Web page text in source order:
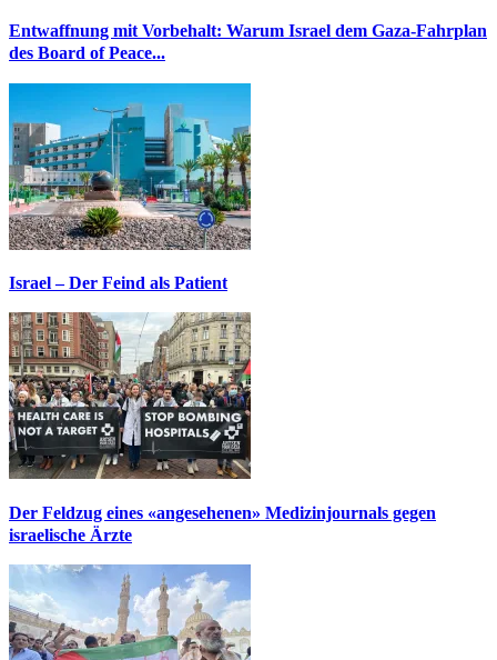
Entwaffnung mit Vorbehalt: Warum Israel dem Gaza-Fahrplan
des Board of Peace...
Israel – Der Feind als Patient
Der Feldzug eines «angesehenen» Medizinjournals gegen
israelische Ärzte